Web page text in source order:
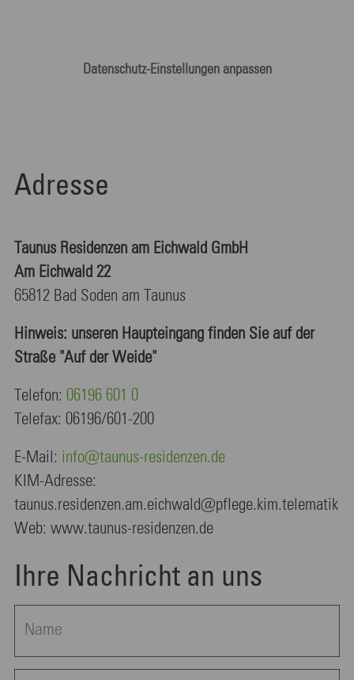
Datenschutz-Einstellungen anpassen
Adresse
Taunus Residenzen am Eichwald GmbH
Am Eichwald 22
65812 Bad Soden am Taunus
Hinweis: unseren Haupteingang finden Sie auf der
Straße "Auf der Weide"
Telefon: 06196 601 0
Telefax: 06196/601-200
E-Mail: info@taunus-residenzen.de
KIM-Adresse:
taunus.residenzen.am.eichwald@pflege.kim.telematik
Web: www.taunus-residenzen.de
Ihre Nachricht an uns